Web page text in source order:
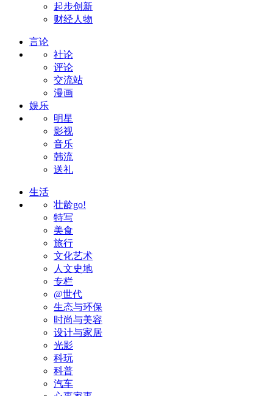
起步创新
财经人物
言论
社论
评论
交流站
漫画
娱乐
明星
影视
音乐
韩流
送礼
生活
壮龄go!
特写
美食
旅行
文化艺术
人文史地
专栏
@世代
生态与环保
时尚与美容
设计与家居
光影
科玩
科普
汽车